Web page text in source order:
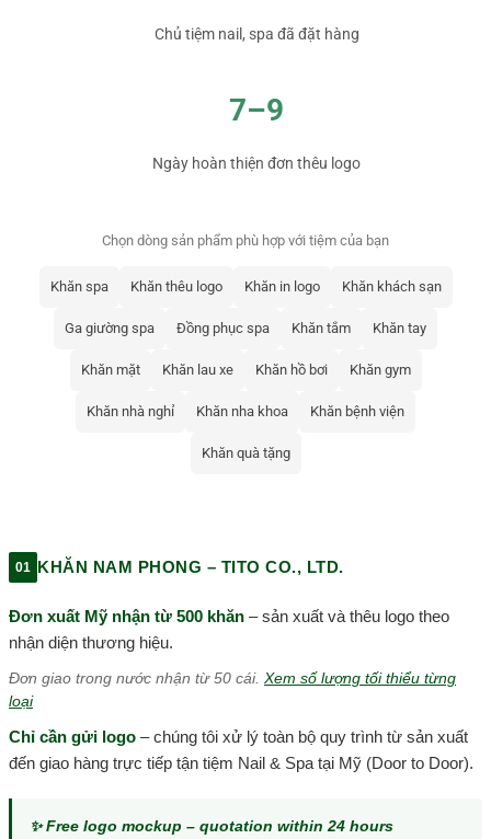
Chủ tiệm nail, spa đã đặt hàng
7–9
Ngày hoàn thiện đơn thêu logo
Chọn dòng sản phẩm phù hợp với tiệm của bạn
Khăn spa Khăn thêu logo Khăn in logo Khăn khách sạn
Ga giường spa Đồng phục spa Khăn tắm Khăn tay
Khăn mặt Khăn lau xe Khăn hồ bơi Khăn gym
Khăn nhà nghỉ Khăn nha khoa Khăn bệnh viện
Khăn quà tặng
01 KHĂN NAM PHONG – TITO CO., LTD.
Đơn xuất Mỹ nhận từ 500 khăn – sản xuất và thêu logo theo
nhận diện thương hiệu.
Đơn giao trong nước nhận từ 50 cái. Xem số lượng tối thiểu từng
loại
Chỉ cần gửi logo – chúng tôi xử lý toàn bộ quy trình từ sản xuất
đến giao hàng trực tiếp tận tiệm Nail & Spa tại Mỹ (Door to Door).
✨ Free logo mockup – quotation within 24 hours